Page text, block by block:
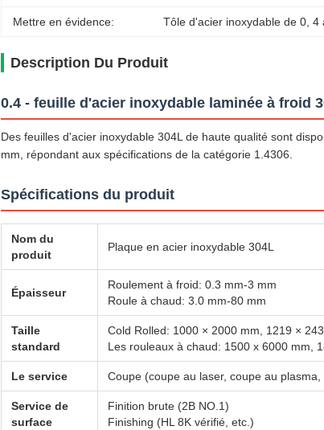
Mettre en évidence: Tôle d'acier inoxydable de 0 , 4
Description Du Produit
0.4 - feuille d'acier inoxydable laminée à froid
Des feuilles d'acier inoxydable 304L de haute qualité sont
mm, répondant aux spécifications de la catégorie 1.4306.
Spécifications du produit
Nom du
produit
Plaque en acier inoxydable 304L
Épaisseur
Roulement à froid: 0.3 mm-3 mm
Roule à chaud: 3.0 mm-80 mm
Taille
standard
Cold Rolled: 1000 × 2000 mm, 1219 ×
Les rouleaux à chaud: 1500 x 6000 mm,
Le service Coupe (coupe au laser, coupe au
Service de
surface
Finition brute (2B NO.1)
Finishing (HL 8K vérifié, etc.)